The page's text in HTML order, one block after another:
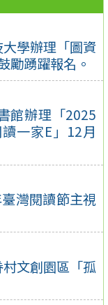
學辦理「圖資
勵踴躍報名。
館辦理「2025
一家E」12月
灣閱讀節主視
文創園區「孤